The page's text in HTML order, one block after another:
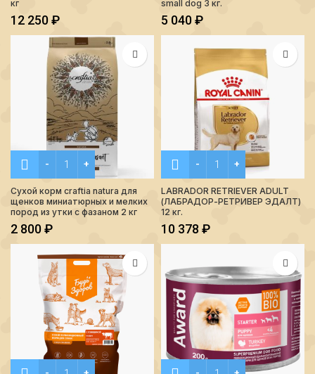
кг
12 250₽
small dog 3 кг.
5 040₽
Количество Сухой корм craftia natura для щенков
Сухой корм craftia natura для
щенков миниатюрных и мелких
пород из утки с фазаном 2 кг
2 800₽
Количество LABRADOR
LABRADOR RETRIEVER ADULT
(ЛАБРАДОР-РЕТРИВЕР ЭДАЛТ)
12 кг.
10 378 ₽
Количество БУДЬ ЗДОРОВ Сухой корм для взрослых
Количество Влажный